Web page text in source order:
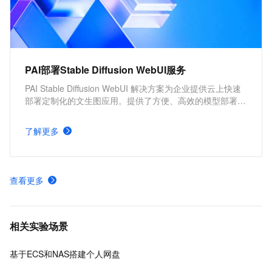
PAI部署Stable Diffusion WebUI服务
PAI Stable Diffusion WebUI 解决方案为企业提供云上快速
部署定制化的文生图应用。提供了方便、高效的模型部署产
数。具有分钟级部署上线，方便快捷、开箱即用，多版本部
署方案，参数可定制化调整的优势。
了解更多
查看更多
相关实验场景
基于ECS和NAS搭建个人网盘